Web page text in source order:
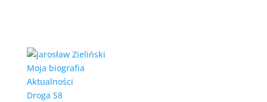
Moja biografia
Aktualności
Droga S8